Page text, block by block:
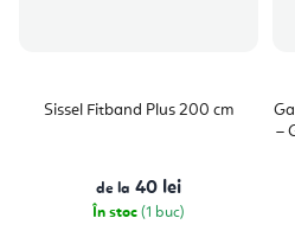
Sissel Fitband Plus 200 cm
de la 40 lei
În stoc (1 buc)
–